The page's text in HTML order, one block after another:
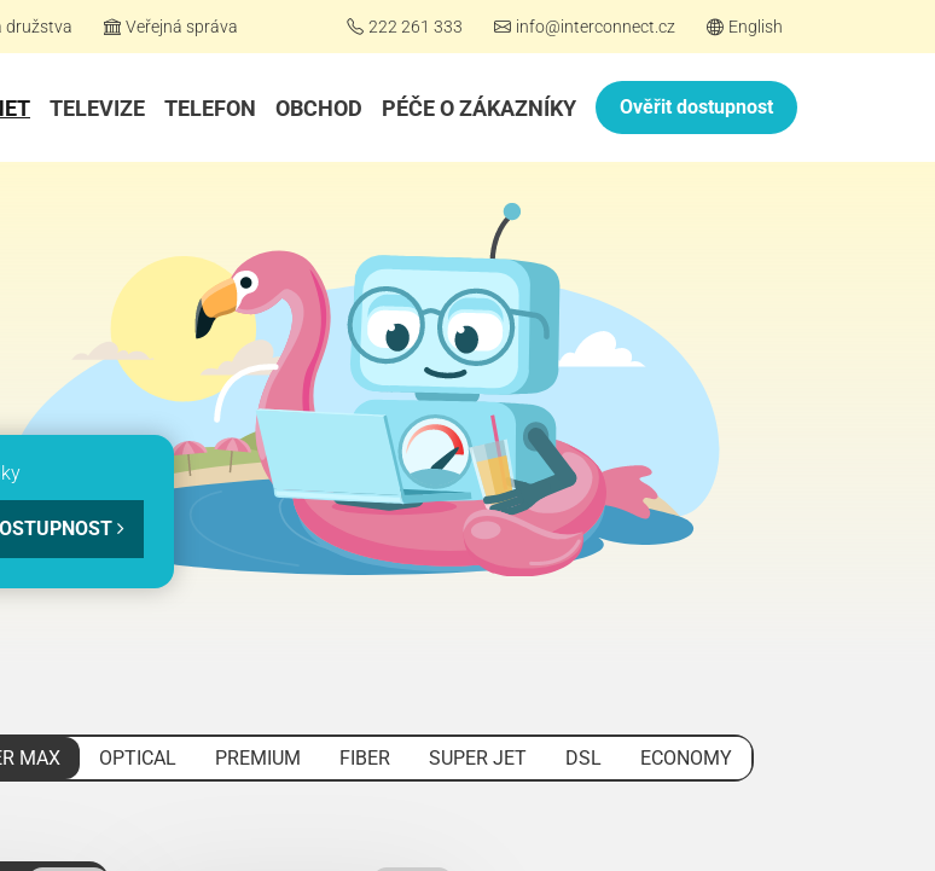
družstva Veřejná správa 222 261 333 info@interconnect.cz English
TELEVIZE TELEFON OBCHOD PÉČE O ZÁKAZNÍKY Ověřit dostupnost
MAX OPTICAL PREMIUM FIBER SUPER JET DSL
ECONOMY